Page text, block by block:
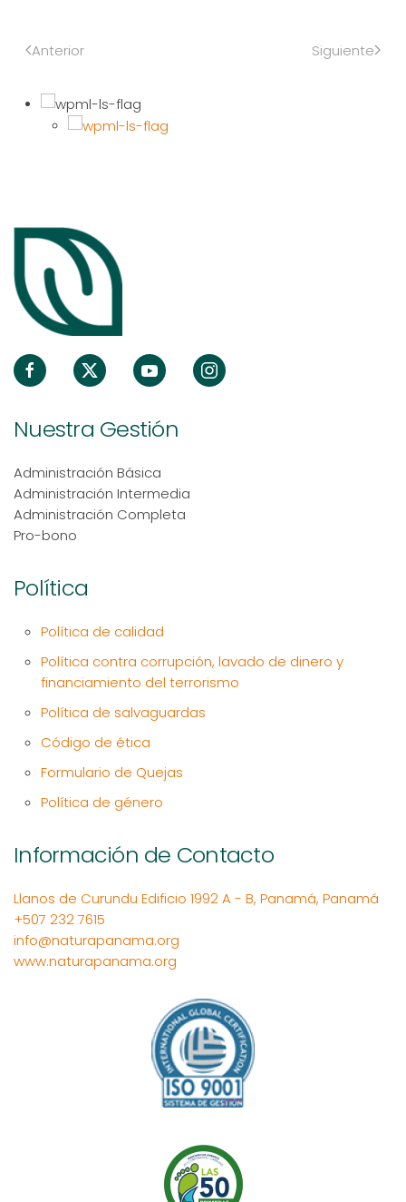
Anterior Siguiente
Nuestra Gestión
Administración Básica
Administración Intermedia
Administración Completa
Pro-bono
Política
Política de calidad
Política contra corrupción, lavado de dinero y
financiamiento del terrorismo
Política de salvaguardas
Código de ética
Formulario de Quejas
Política de género
Información de Contacto
Llanos de Curundu Edificio 1992 A - B, Panamá, Panamá
+507 232 7615
info@naturapanama.org
www.naturapanama.org